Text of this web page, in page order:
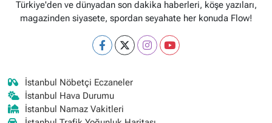
Türkiye'den ve dünyadan son dakika haberleri, köşe yazıları,
magazinden siyasete, spordan seyahate her konuda Flow!
İstanbul Nöbetçi Eczaneler
İstanbul Hava Durumu
İstanbul Namaz Vakitleri